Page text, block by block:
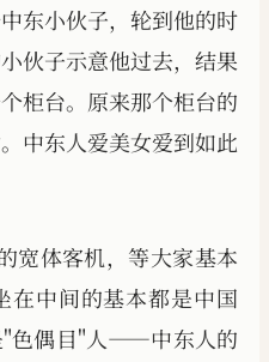
东小伙子，轮到他的时
伙子示意他过去，结果
柜台。原来那个柜台的
中东人爱美女爱到如此
宽体客机，等大家基本
在中间的基本都是中国
"色偶目"人——中东人的